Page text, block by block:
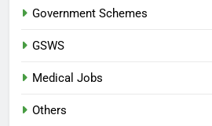
Government Schemes
GSWS
Medical Jobs
Others